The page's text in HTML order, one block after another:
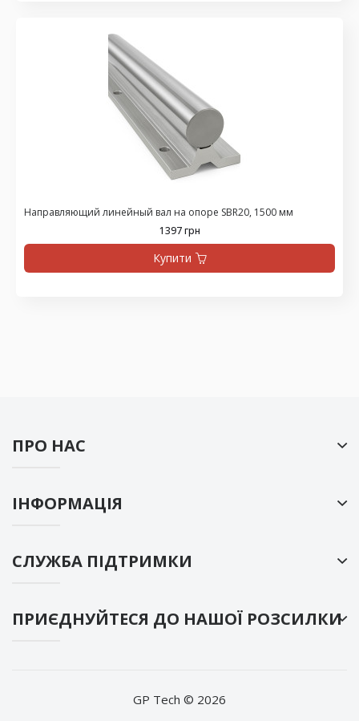
Направляющий линейный вал на опоре SBR20, 1500 мм
1397 грн
Купити
ПРО НАС
ІНФОРМАЦІЯ
СЛУЖБА ПІДТРИМКИ
ПРИЄДНУЙТЕСЯ ДО НАШОЇ РОЗСИЛКИ
GP Tech © 2026